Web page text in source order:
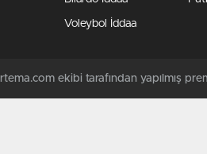
Voleybol İddaa
ekibi tarafından yapılmış